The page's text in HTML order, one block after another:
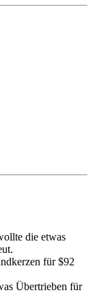
die etwas
für $92
Übertrieben für